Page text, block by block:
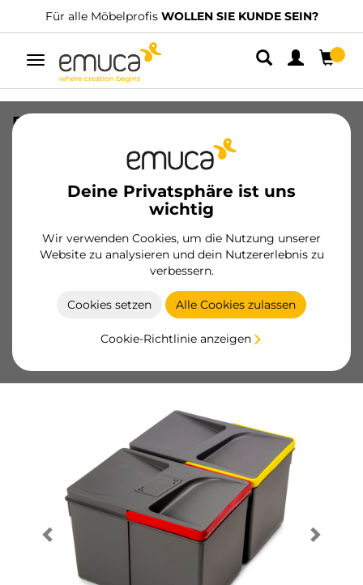
Für alle Möbelprofis WOLLEN SIE KUNDE SEIN?
Umschaltbare
Navigation
Deine Privatsphäre ist uns
wichtig
Wir verwenden Cookies, um die Nutzung unserer
Website zu analysieren und dein Nutzererlebnis zu
verbessern.
Cookies setzen Alle Cookies zulassen
Cookie-Richtlinie anzeigen
Recycle-Küchenschubladenbehälter
mit geruchsdichtem Deckel, Höhe 216
mm, 2x12 Liter, Kunststoff
8432393356815
Wesentliche Produkte
Werden Sie Kunde
Produktblatt